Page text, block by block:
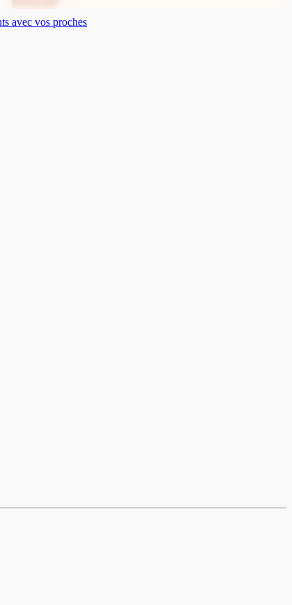
avec vos proches